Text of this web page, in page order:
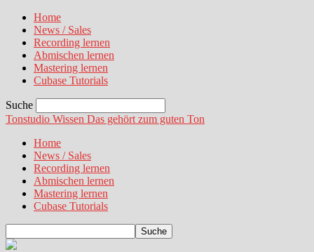
Home
News / Sales
Recording lernen
Abmischen lernen
Mastering lernen
Cubase Tutorials
Suche
Tonstudio Wissen Das gehört zum guten Ton
Home
News / Sales
Recording lernen
Abmischen lernen
Mastering lernen
Cubase Tutorials